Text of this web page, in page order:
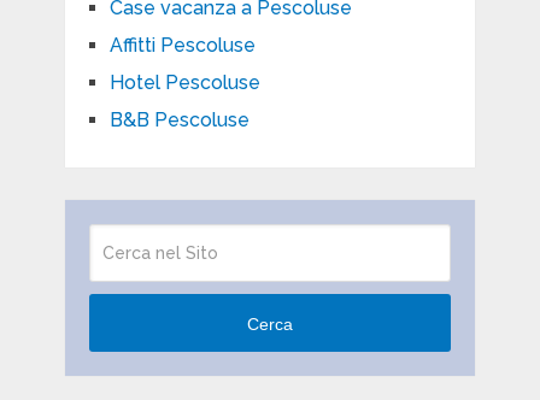
Case vacanza a Pescoluse
Affitti Pescoluse
Hotel Pescoluse
B&B Pescoluse
Cerca